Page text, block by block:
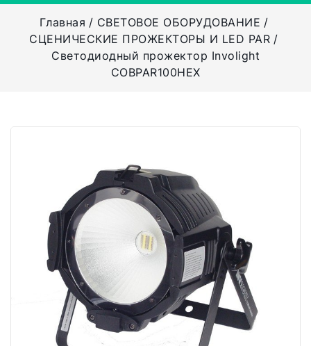
Главная
СВЕТОВОЕ ОБОРУДОВАНИЕ
СЦЕНИЧЕСКИЕ ПРОЖЕКТОРЫ И LED PAR
Светодиодный прожектор Involight
COBPAR100HEX